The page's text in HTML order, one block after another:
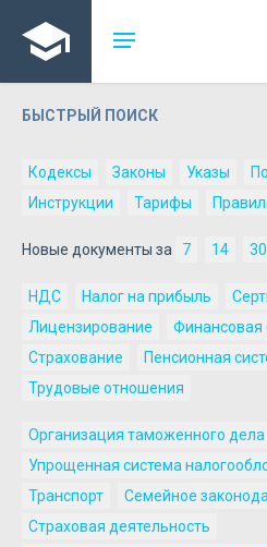
БЫСТРЫЙ ПОИСК
Кодексы Законы Указы
Инструкции
Тарифы
Новые документы за 7 14 30
НДС Налог на прибыль
Лицензирование
Финансовая
Страхование
Пенсионная
Трудовые отношения
Организация таможенного дела
Упрощенная система
Транспорт
Семейное
Страховая деятельность